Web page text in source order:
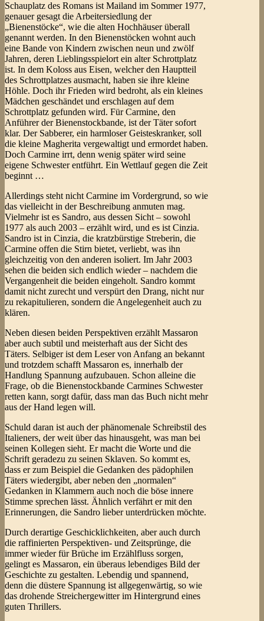
Schauplatz des Romans ist Mailand im Sommer 1977,
genauer gesagt die Arbeitersiedlung der
„Bienenstöcke“, wie die alten Hochhäuser überall
genannt werden. In den Bienenstöcken wohnt auch
eine Bande von Kindern zwischen neun und zwölf
Jahren, deren Lieblingsspielort ein alter Schrottplatz
ist. In dem Koloss aus Eisen, welcher den Hauptteil
des Schrottplatzes ausmacht, haben sie ihre kleine
Höhle. Doch ihr Frieden wird bedroht, als ein kleines
Mädchen geschändet und erschlagen auf dem
Schrottplatz gefunden wird. Für Carmine, den
Anführer der Bienenstockbande, ist der Täter sofort
klar. Der Sabberer, ein harmloser Geisteskranker, soll
die kleine Magherita vergewaltigt und ermordet haben.
Doch Carmine irrt, denn wenig später wird seine
eigene Schwester entführt. Ein Wettlauf gegen die Zeit
beginnt …
Allerdings steht nicht Carmine im Vordergrund, so wie
das vielleicht in der Beschreibung anmuten mag.
Vielmehr ist es Sandro, aus dessen Sicht – sowohl
1977 als auch 2003 – erzählt wird, und es ist Cinzia.
Sandro ist in Cinzia, die kratzbürstige Streberin, die
Carmine offen die Stirn bietet, verliebt, was ihn
gleichzeitig von den anderen isoliert. Im Jahr 2003
sehen die beiden sich endlich wieder – nachdem die
Vergangenheit die beiden eingeholt. Sandro kommt
damit nicht zurecht und verspürt den Drang, nicht nur
zu rekapitulieren, sondern die Angelegenheit auch zu
klären.
Neben diesen beiden Perspektiven erzählt Massaron
aber auch subtil und meisterhaft aus der Sicht des
Täters. Selbiger ist dem Leser von Anfang an bekannt
und trotzdem schafft Massaron es, innerhalb der
Handlung Spannung aufzubauen. Schon alleine die
Frage, ob die Bienenstockbande Carmines Schwester
retten kann, sorgt dafür, dass man das Buch nicht mehr
aus der Hand legen will.
Schuld daran ist auch der phänomenale Schreibstil des
Italieners, der weit über das hinausgeht, was man bei
seinen Kollegen sieht. Er macht die Worte und die
Schrift geradezu zu seinen Sklaven. So kommt es,
dass er zum Beispiel die Gedanken des pädophilen
Täters wiedergibt, aber neben den „normalen“
Gedanken in Klammern auch noch die böse innere
Stimme sprechen lässt. Ähnlich verfährt er mit den
Erinnerungen, die Sandro lieber unterdrücken möchte.
Durch derartige Geschicklichkeiten, aber auch durch
die raffinierten Perspektiven- und Zeitsprünge, die
immer wieder für Brüche im Erzählfluss sorgen,
gelingt es Massaron, ein überaus lebendiges Bild der
Geschichte zu gestalten. Lebendig und spannend,
denn die düstere Spannung ist allgegenwärtig, so wie
das drohende Streichergewitter im Hintergrund eines
guten Thrillers.